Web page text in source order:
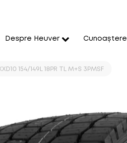
Despre Heuver Cunoaștere
154/149L 18PR TL M+S 3PMSF